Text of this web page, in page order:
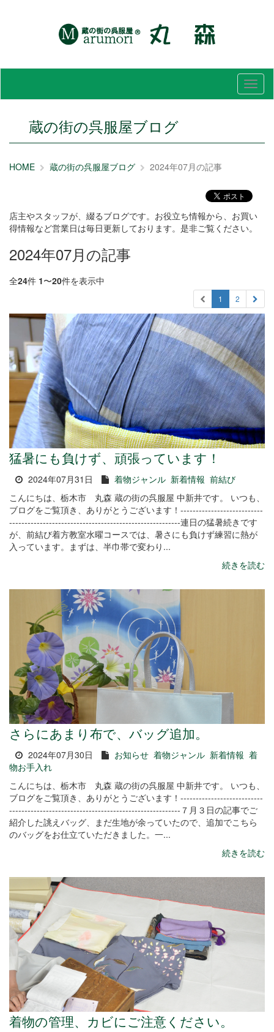
メ
ニ
蔵の街の呉服屋ブログ
HOME 蔵の街の呉服屋ブログ 2024年07月の記事
店主やスタッフが、綴るブログです。お役立ち情報から、お買い
得情報など営業日は毎日更新しております。是非ご覧ください。
2024年07月の記事
全24件 1〜20件を表示中
1 2
猛暑にも負けず、頑張っています！
2024年07月31日 着物ジャンル 新着情報 前結び
こんにちは、栃木市 丸森 蔵の街の呉服屋 中新井です。 いつも、
ブログをご覧頂き、ありがとうございます！---------------------------
--------------------------------------------------------連日の猛暑続きです
が、前結び着方教室水曜コースでは、暑さにも負けず練習に熱が
入っています。まずは、半巾帯で変わり...
続きを読む
さらにあまり布で、バッグ追加。
2024年07月30日 お知らせ 着物ジャンル 新着情報 着
物お手入れ
こんにちは、栃木市 丸森 蔵の街の呉服屋 中新井です。 いつも、
ブログをご覧頂き、ありがとうございます！---------------------------
--------------------------------------------------------７月３日の記事でご
紹介した誂えバッグ、まだ生地が余っていたので、追加でこちら
のバッグをお仕立ていただきました。一...
続きを読む
着物の管理、カビにご注意ください。